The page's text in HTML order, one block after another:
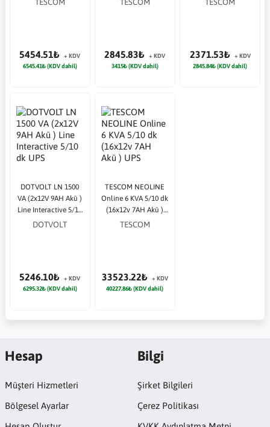
5454.51₺
+ KDV
6545.41₺ (KDV dahil)
2845.83₺
+ KDV
3415₺ (KDV dahil)
2371.53₺
+ KDV
2845.84₺ (KDV dahil)
DOTVOLT LN 1500
VA (2x12V 9AH Akü )
Line Interactive 5/10
dk UPS
DOTVOLT
5246.10₺
+ KDV
6295.32₺ (KDV dahil)
TESCOM NEOLINE
Online 6 KVA 5/10 dk
(16x12v 7AH Akü )
UPS
TESCOM
33523.22₺
+ KDV
40227.86₺ (KDV dahil)
Hesap
Müşteri Hizmetleri
Bölgesel Ayarlar
Bilgi
Şirket Bilgileri
Çerez Politikası